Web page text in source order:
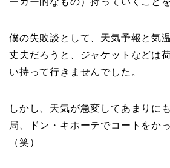
僕の失敗談として、天気予報と気
丈夫だろうと、ジャケットなどは
い持って行きませんでした。
しかし、天気が急変してあまりに
局、ドン・キホーテでコートをか
（笑）